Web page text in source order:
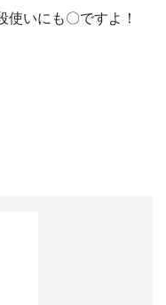
使いにも〇ですよ！